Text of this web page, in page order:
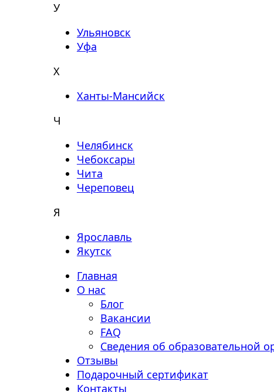
У
Ульяновск
Уфа
Х
Ханты-Мансийск
Ч
Челябинск
Чебоксары
Чита
Череповец
Я
Ярославль
Якутск
Главная
О нас
Блог
Вакансии
FAQ
Сведения об образовательной
Отзывы
Подарочный сертификат
Контакты